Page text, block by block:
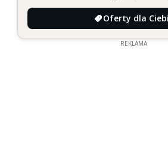
Oferty dla
REKLAMA